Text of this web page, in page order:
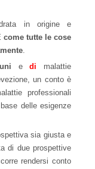
in origine e
come tutte le cose
.
edi malattie
un conto è
professionali
delle esigenze
sia giusta e
di due prospettive
rendersi conto